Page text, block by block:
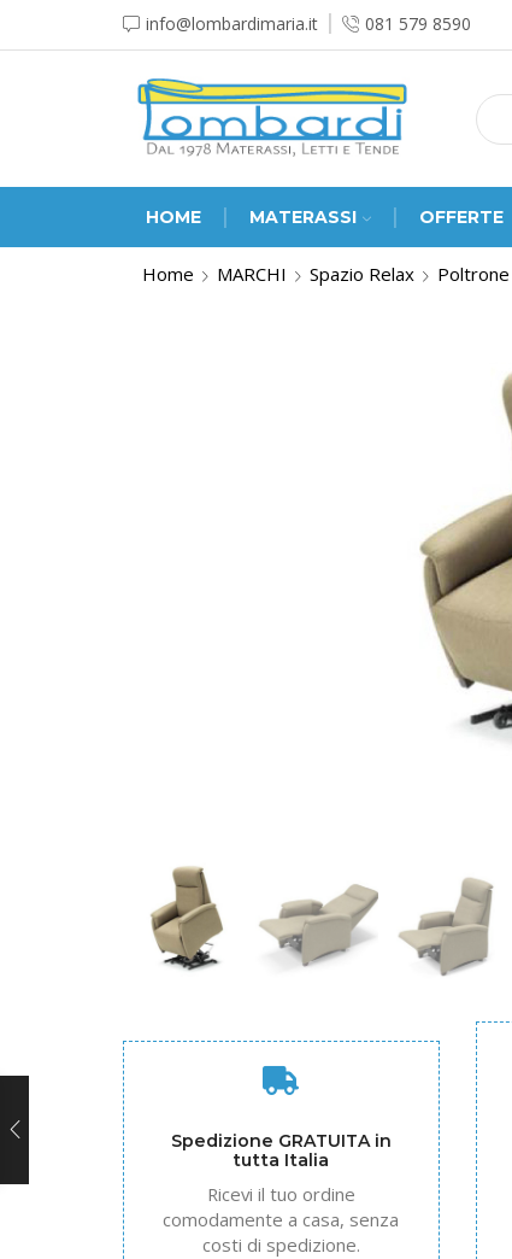
info@lombardimaria.it 081 579 8590
HOME MATERASSI OFFERTE
Home MARCHI Spazio Relax
Spedizione GRATUITA in
tutta Italia
Ricevi il tuo ordine
comodamente a casa, senza
costi di spedizione.